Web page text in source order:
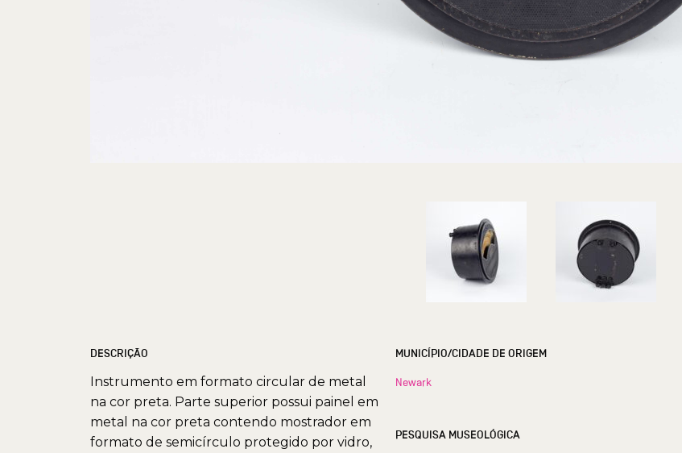
DESCRIÇÃO
Instrumento em formato circular de metal
na cor preta. Parte superior possui painel em
metal na cor preta contendo mostrador em
formato de semicírculo protegido por vidro,
MUNICÍPIO/CIDADE DE ORIGEM
Newark
PESQUISA MUSEOLÓGICA